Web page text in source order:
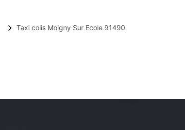
Taxi colis Moigny Sur Ecole 91490